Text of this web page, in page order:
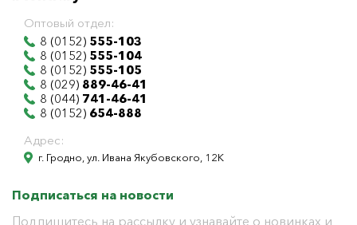
Оптовый отдел:
8 (0152) 555-103
8 (0152) 555-104
8 (0152) 555-105
8 (029) 889-46-41
8 (044) 741-46-41
8 (0152) 654-888
Адрес:
г. Гродно, ул. Ивана Якубовского, 12К
Подписаться на новости
Подпишитесь на рассылку и узнавайте о новинках и